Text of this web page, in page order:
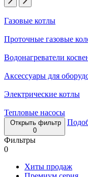
Газовые котлы
Проточные газовые
Водонагреватели
Аксессуары для
Электрические котлы
Тепловые насосы
Открыть фильтр
0
Фильтры
0
Хиты продаж